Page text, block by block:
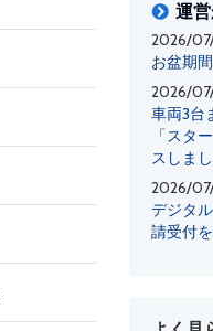
運
2026/
お盆期
2026/
車両3台
「スタ
スしま
2026/
デジタ
請受付